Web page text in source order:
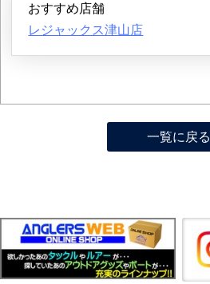
おすすめ店舗
レジャックス津山店
一覧に戻る